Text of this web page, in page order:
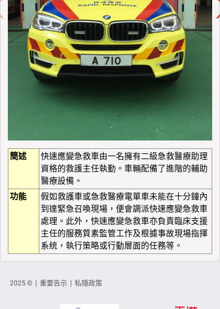
簡述
快速應變急救車由一名擁有二級急救醫療助理
資格的救護主任執勤。車輛配備了進階的輔助
醫療設備。
功能
假如救護車或急救醫療電單車未能在十分鐘內
到達緊急召喚現場，便會調派快速應變急救車
處理。此外，快速應變急救車亦負責臨床支援
主任的服務質素監管工作及根據事故現場指揮
系统，執行策略或行動層面的任務等。
2025 © 重要告示 私隱政策